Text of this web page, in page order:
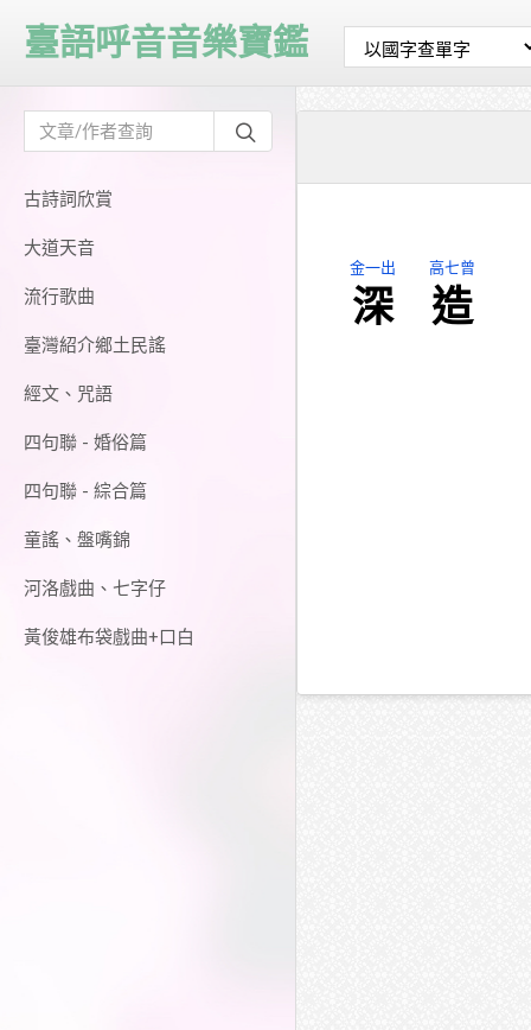
古詩詞欣賞
大道天音
流行歌曲
臺灣紹介鄉土民謠
經文、咒語
四句聯 - 婚俗篇
四句聯 - 綜合篇
童謠、盤嘴錦
河洛戲曲、七字仔
黃俊雄布袋戲曲+口白
臺語呼音音樂寶鑑
金一出
深
高七曾
造